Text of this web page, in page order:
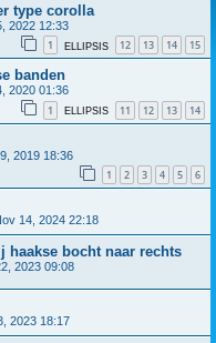
type corolla
2022 12:33
1 ELLIPSIS 12 13 14 15
banden
2020 01:36
1 ELLIPSIS 11 12 13 14
2019 18:36
1 2 3 4 5 6
14, 2024 22:18
haakse bocht naar rechts
2023 09:08
2023 18:17